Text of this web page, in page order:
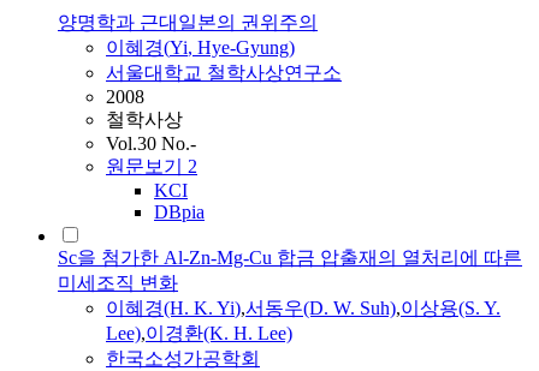
양명학과 근대일본의 권위주의
이혜경(Yi, Hye-Gyung)
서울대학교 철학사상연구소
2008
철학사상
Vol.30 No.-
원문보기 2
KCI
DBpia
Sc을 첨가한 Al-Zn-Mg-Cu 합금 압출재의 열처리에 따른
미세조직 변화
이혜경(H. K. Yi),서동우(D. W. Suh),이상용(S. Y.
Lee),이경환(K. H. Lee)
한국소성가공학회